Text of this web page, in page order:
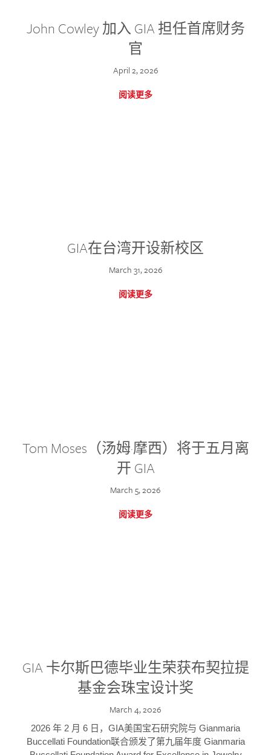
John Cowley 加入 GIA 担任首席财务
官
April 2, 2026
阅读更多
GIA在台湾开设新校区
March 31, 2026
阅读更多
Tom Moses（汤姆·摩西）将于五月离
开 GIA
March 5, 2026
阅读更多
GIA 卡尔斯巴德毕业生荣获布契拉提
基金会珠宝设计奖
March 4, 2026
2026 年 2 月 6 日，GIA美国宝石研究院与 Gianmaria
Buccellati Foundation联合颁发了第九届年度 Gianmaria